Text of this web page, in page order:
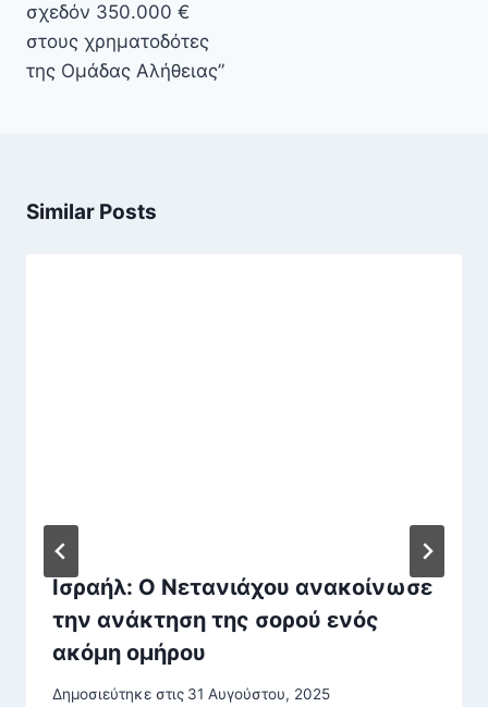
σχεδόν 350.000 €
στους χρηματοδότες
της Ομάδας Αλήθειας”
Similar Posts
Ισραήλ: Ο Νετανιάχου ανακοίνωσε
την ανάκτηση της σορού ενός
ακόμη ομήρου
Δημοσιεύτηκε στις 31 Αυγούστου, 2025